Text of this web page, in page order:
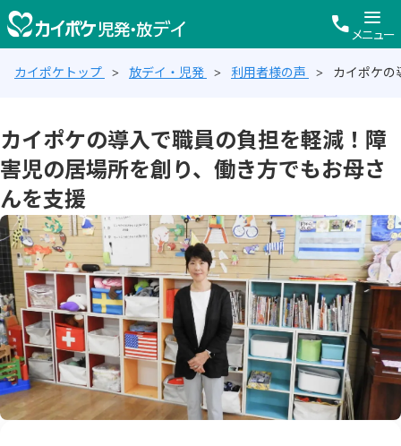
call メニュー
menu
カイポケトップ 放デイ・児発 利用者様の声 カイポケの
カイポケの導入で職員の負担を軽減！障
害児の居場所を創り、働き方でもお母さ
んを支援